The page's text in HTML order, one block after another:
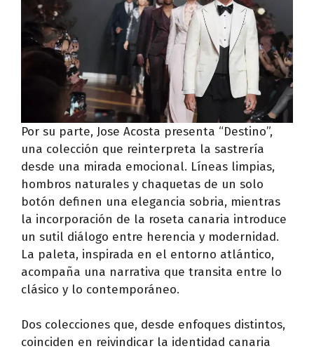
Por su parte, Jose Acosta presenta “Destino”,
una colección que reinterpreta la sastrería
desde una mirada emocional. Líneas limpias,
hombros naturales y chaquetas de un solo
botón definen una elegancia sobria, mientras
la incorporación de la roseta canaria introduce
un sutil diálogo entre herencia y modernidad.
La paleta, inspirada en el entorno atlántico,
acompaña una narrativa que transita entre lo
clásico y lo contemporáneo.
Dos colecciones que, desde enfoques distintos,
coinciden en reivindicar la identidad canaria